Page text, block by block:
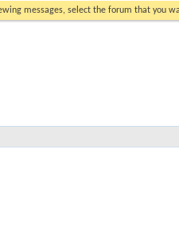
messages, select the forum that you